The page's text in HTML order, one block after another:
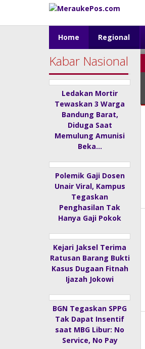
content
Home Regional
Kabar Nasional
Ledakan Mortir
Tewaskan 3 Warga
Bandung Barat,
Diduga Saat
Memulung Amunisi
Beka…
Polemik Gaji Dosen
Unair Viral, Kampus
Tegaskan
Penghasilan Tak
Hanya Gaji Pokok
Kejari Jaksel Terima
Ratusan Barang Bukti
Kasus Dugaan Fitnah
Ijazah Jokowi
BGN Tegaskan SPPG
Tak Dapat Insentif
saat MBG Libur: No
Service, No Pay